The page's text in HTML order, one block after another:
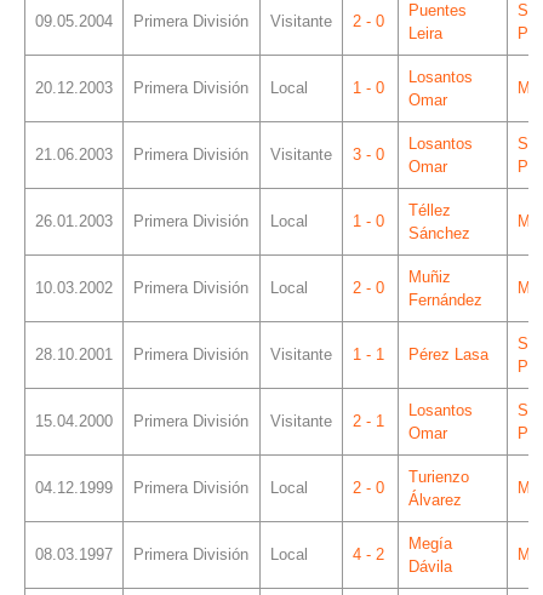
09.05.2004 Primera División Visitante 2 - 0
Puentes
Leira
20.12.2003 Primera División Local 1 - 0
Losantos
Omar
21.06.2003 Primera División Visitante 3 - 0
Losantos
Omar
26.01.2003 Primera División Local 1 - 0
Téllez
Sánchez
10.03.2002 Primera División Local 2 - 0
Muñiz
Fernández
28.10.2001 Primera División Visitante 1 - 1 Pérez Lasa
15.04.2000 Primera División Visitante 2 - 1
Losantos
Omar
04.12.1999 Primera División Local 2 - 0
Turienzo
Álvarez
08.03.1997 Primera División Local 4 - 2
Megía
Dávila